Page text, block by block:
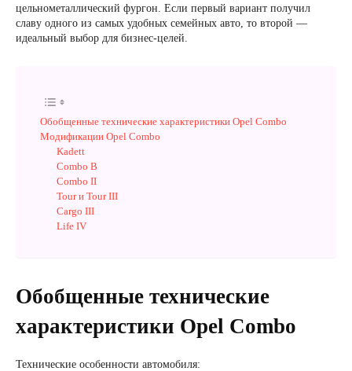
цельнометаллический фургон. Если первый вариант получил
славу одного из самых удобных семейных авто, то второй —
идеальный выбор для бизнес-целей.
Обобщенные технические характеристики Opel Combo
Модификации Opel Combo
Kadett
Combo B
Combo II
Tour и Tour III
Cargo III
Life IV
Обобщенные технические
характеристики Opel Combo
Технические особенности автомобиля: